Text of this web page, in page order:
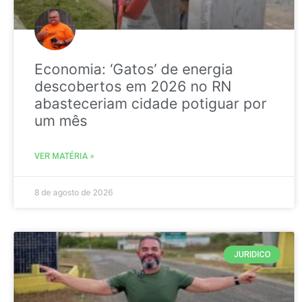
Economia: ‘Gatos’ de energia
descobertos em 2026 no RN
abasteceriam cidade potiguar por
um mês
VER MATÉRIA »
8 de agosto de 2026
JURIDICO